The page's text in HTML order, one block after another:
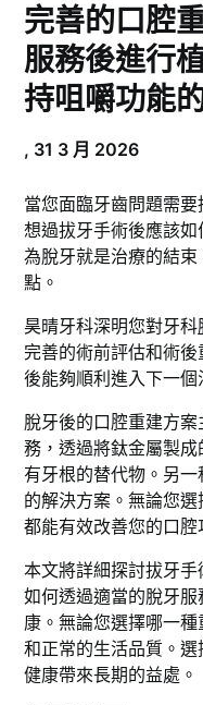
完善的口腔
服務後進行
持咀嚼功能
, 31 3 月 2026
當您面臨牙齒問題需
想過拔牙手術後應該
為脫牙就是治療的結
點。
昊晴牙科深明您對牙科
完善的術前評估和術
後能夠順利進入下一個
脫牙後的口腔重建方
務，透過將鈦金屬製
有牙根的替代物。另
的解決方案。無論您
都能有效改善您的口腔
本文將詳細探討拔牙
如何透過適當的脫牙
康。無論您選擇哪一
和正常的生活品質。
健康帶來長期的益處。